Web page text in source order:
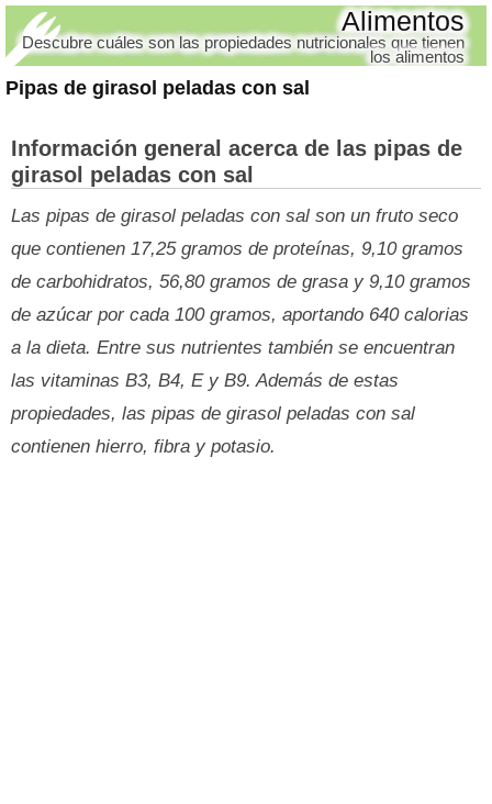
Pipas de girasol peladas con sal
Alimentos
Descubre cuáles son las propiedades nutricionales que tienen
los alimentos
Información general acerca de las pipas de
girasol peladas con sal
Las pipas de girasol peladas con sal son un fruto seco
que contienen 17,25 gramos de proteínas, 9,10 gramos
de carbohidratos, 56,80 gramos de grasa y 9,10 gramos
de azúcar por cada 100 gramos, aportando 640 calorias
a la dieta. Entre sus nutrientes también se encuentran
las vitaminas B3, B4, E y B9. Además de estas
propiedades, las pipas de girasol peladas con sal
contienen hierro, fibra y potasio.